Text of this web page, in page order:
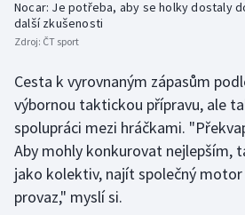
Stolní tenis
Veslování
Vodní slalom
Volejbal
Nocar: Je potřeba, aby se holky dostaly
další zkušenosti
Zdroj: ČT sport
Cesta k vyrovnaným zápasům
výbornou taktickou přípravu, ale
spolupráci mezi hráčkami.
Aby mohly konkurovat nejlepším,
jako kolektiv, najít společný
provaz," myslí si.